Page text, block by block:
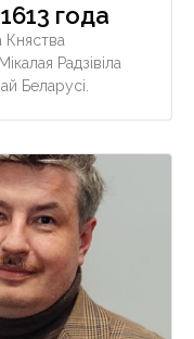
года
Княства
Радзівіла
Беларусі.